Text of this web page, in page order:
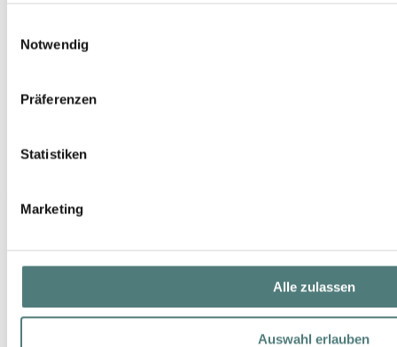
Notwendig
Präferenzen
Statistiken
Marketing
Alle zulassen
Auswahl erlauben
Geprüfter Shop
YBPN-Partner